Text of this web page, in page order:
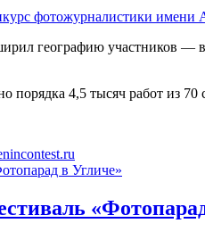
фотожурналистики имени
географию участников —
порядка 4,5 тысяч работ из 70